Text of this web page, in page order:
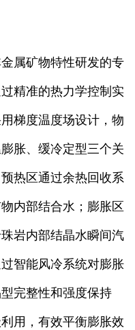
属矿物特性研发的专
精准的热力学控制实
梯度温度场设计，物
胀、缓冷定型三个关
热区通过余热回收系
内部结合水；膨胀区
岩内部结晶水瞬间汽
智能风冷系统对膨胀
完整性和强度保持
用，有效平衡膨胀效